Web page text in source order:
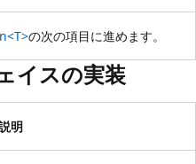
の次の項目に進めます。
イスの実装
明